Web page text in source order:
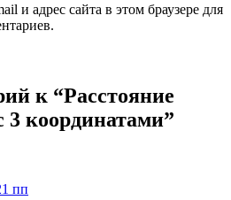
и адрес сайта в этом браузере для
к “Расстояние
3 координатами”
пп